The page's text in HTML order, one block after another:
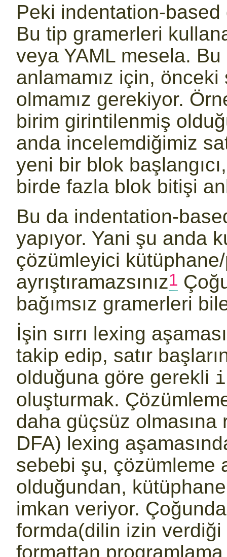
Peki indentation-
Bu tip gramerleri
veya YAML mesela.
anlamamız için, önceki
olmamız gerekiyor.
birim girintilenmiş
anda incelemdiğimiz
yeni bir blok
birde fazla blok bitişi
Bu da indentation-
yapıyor. Yani şu anda
çözümleyici
ayrıştıramazsınız1
bağımsız gramerleri
İşin sırrı lexing
takip edip, satır
olduğuna göre gerekli
oluşturmak.
daha güçsüz
DFA) lexing
sebebi şu, çözümleme
olduğundan,
imkan veriyor.
formda(dilin izin
formattan